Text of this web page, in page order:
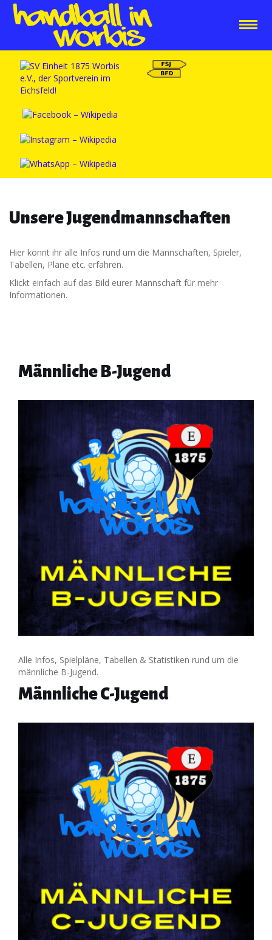
Unsere Jugendmannschaften
Hier könnt ihr alle Infos rund um die Mannschaften, Spieler,
Tabellen, Pläne etc. erfahren.
Klickt einfach auf das Bild eurer Mannschaft für mehr
Informationen.
Männliche B-Jugend
Alle Infos, Spielpläne, Tabellen & Statistiken rund um die
männliche B-Jugend.
Männliche C-Jugend